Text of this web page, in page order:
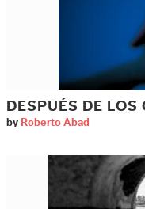
DESPUÉS DE
by Roberto Abad